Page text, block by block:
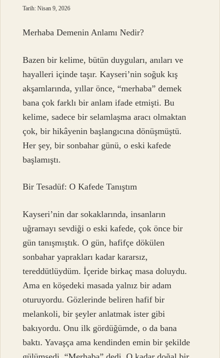
Tarih: Nisan 9, 2026
Merhaba Demenin Anlamı Nedir?
Bazen bir kelime, bütün duyguları, anıları ve
hayalleri içinde taşır. Kayseri’nin soğuk kış
akşamlarında, yıllar önce, “merhaba” demek
bana çok farklı bir anlam ifade etmişti. Bu
kelime, sadece bir selamlaşma aracı olmaktan
çok, bir hikâyenin başlangıcına dönüşmüştü.
Her şey, bir sonbahar günü, o eski kafede
başlamıştı.
Bir Tesadüf: O Kafede Tanıştım
Kayseri’nin dar sokaklarında, insanların
uğramayı sevdiği o eski kafede, çok önce bir
gün tanışmıştık. O gün, hafifçe dökülen
sonbahar yaprakları kadar kararsız,
tereddütlüydüm. İçeride birkaç masa doluydu.
Ama en köşedeki masada yalnız bir adam
oturuyordu. Gözlerinde beliren hafif bir
melankoli, bir şeyler anlatmak ister gibi
bakıyordu. Onu ilk gördüğümde, o da bana
baktı. Yavaşça ama kendinden emin bir şekilde